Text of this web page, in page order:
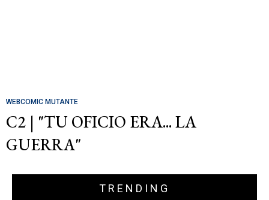
WEBCOMIC MUTANTE
C2 | "TU OFICIO ERA... LA
GUERRA"
TRENDING